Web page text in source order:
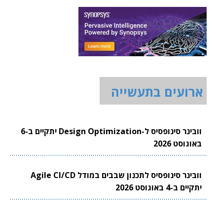
ארועים בתעשייה
וובינר סינופסיס ל-Design Optimization יתקיים ב-6
באוגוסט 2026
וובינר סינופסיס לתכנון שבבים במודל Agile CI/CD
יתקיים ב-4 באוגוסט 2026